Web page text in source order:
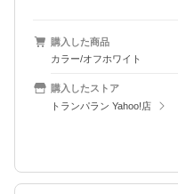
購入した商品
カラー/オフホワイト
購入したストア
トランパラン Yahoo!店